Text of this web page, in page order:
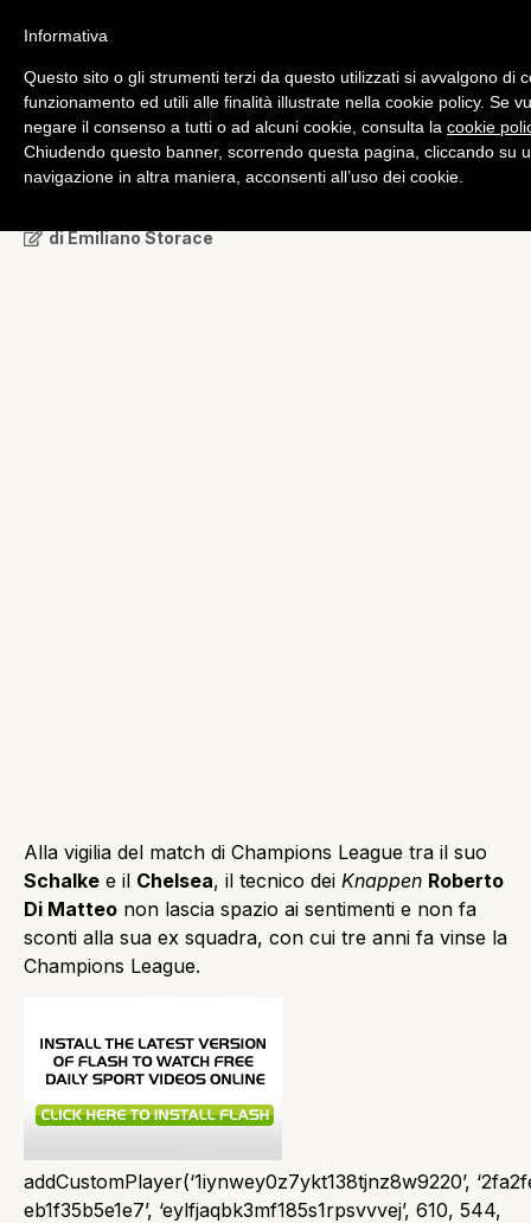
Bundesliga,Champions League
VIDEO – Di Matteo:
“nessuna rivincita, il
diEmiliano Storace
Alla vigilia del match di Champions League tra il suo
Schalke e il Chelsea, il tecnico dei Knappen Roberto
Di Matteo non lascia spazio ai sentimenti e non fa
sconti alla sua ex squadra, con cui tre anni fa vinse la
Champions League.
addCustomPlayer(‘1iynwey0z7ykt138tjnz8w9220’,
eb1f35b5e1e7’, ‘eylfjaqbk3mf185s1rpsvvvej’, 610, 544,
Informativa
Questo sito o gli strumenti terzi da questo utilizzati si avvalgono di
funzionamento ed utili alle finalità illustrate nella cookie policy. Se
negare il consenso a tutti o ad alcuni cookie, consulta la cookie
Chiudendo questo banner, scorrendo questa pagina, cliccando su
navigazione in altra maniera, acconsenti all’uso dei cookie.